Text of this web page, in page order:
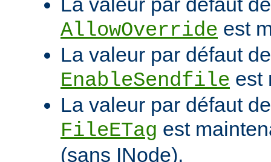
AllowOverride est
La valeur par défaut
EnableSendfile est
La valeur par défaut
FileETag est
(sans INode).